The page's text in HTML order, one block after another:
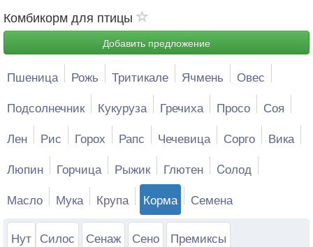
Комбикорм для птицы
Добавить предложение
Пшеница Рожь Тритикале Ячмень
Овес
Подсолнечник
Кукуруза Гречиха Просо
Соя
Лен
Рис Горох Рапс Чечевица Сорго
Вика
Люпин
Горчица Рыжик Глютен
Cолод
Масло
Мука Крупа Корма Семена
Нут Силос Сенаж Сено
Премиксы